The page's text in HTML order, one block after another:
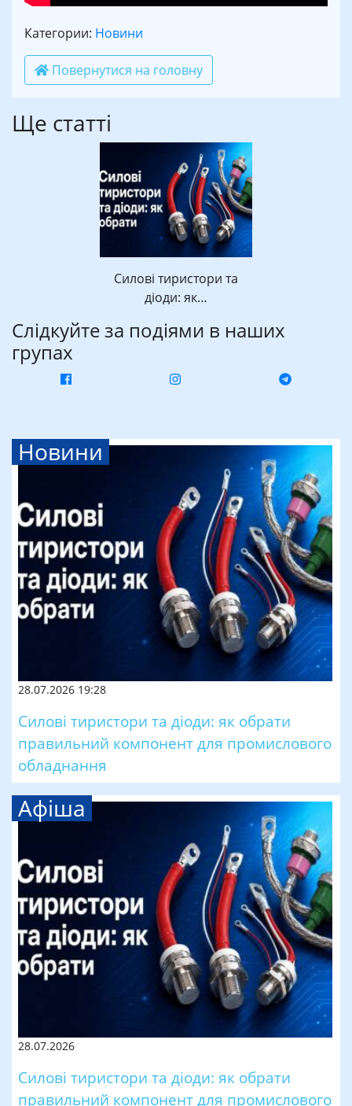
Категории: Новини
Повернутися на головну
Ще статті
Силові тиристори та
діоди: як…
Слідкуйте за подіями в наших
групах
Новини
28.07.2026 19:28
Силові тиристори та діоди: як обрати
правильний компонент для промислового
обладнання
Афіша
28.07.2026
Силові тиристори та діоди: як обрати
правильний компонент для промислового